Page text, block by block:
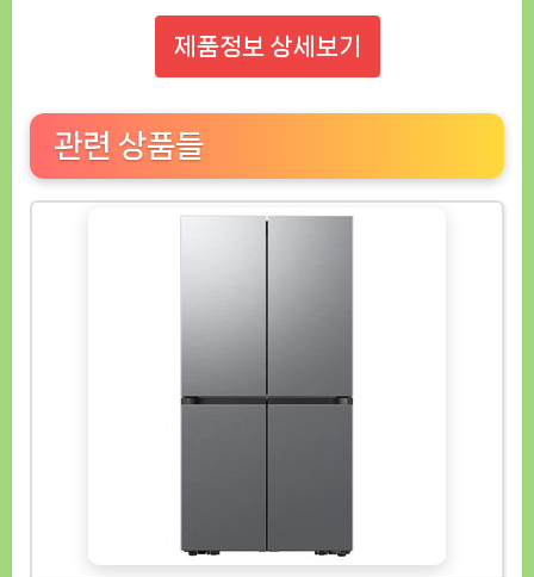
제품정보 상세보기
관련 상품들